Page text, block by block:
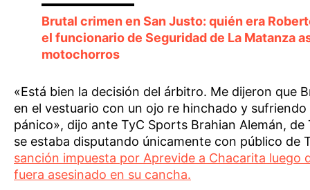
Brutal crimen en San Justo: quién era
el funcionario de Seguridad de La Matanza
motochorros
«Está bien la decisión del árbitro. Me dijeron que
en el vestuario con un ojo re hinchado y sufriendo
pánico», dijo ante TyC Sports Brahian Alemán,
se estaba disputando únicamente con público de
sanción impuesta por Aprevide a Chacarita luego
fuera asesinado en su cancha.